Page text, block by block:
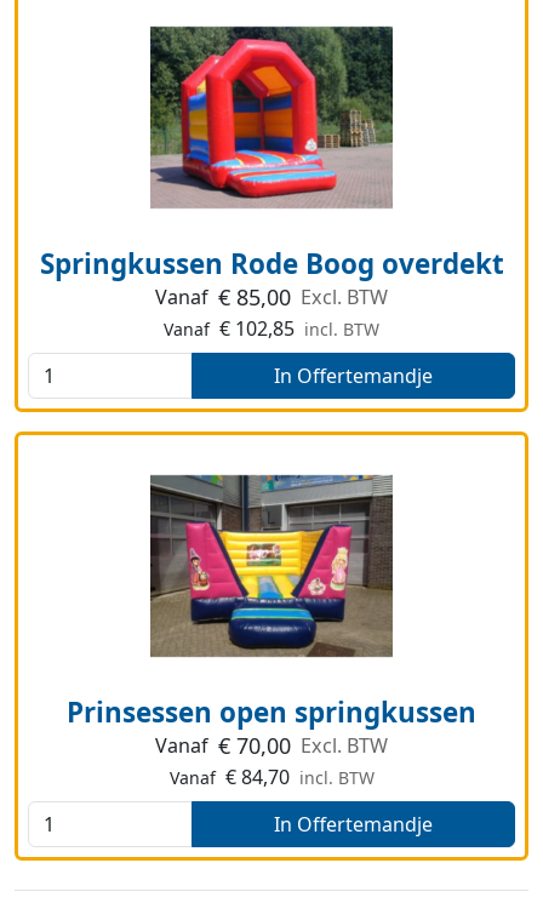
Springkussen Rode Boog overdekt
Vanaf € 85,00 Excl. BTW
Vanaf € 102,85 incl. BTW
In Offertemandje
Prinsessen open springkussen
Vanaf € 70,00 Excl. BTW
Vanaf € 84,70 incl. BTW
In Offertemandje